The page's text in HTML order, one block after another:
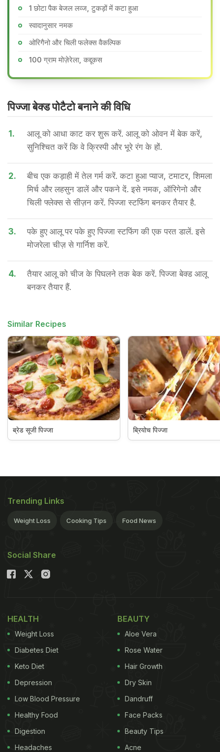
1 छोटा पैक बेजल लव्ज, टुकड़ों में कटा हुआ
स्वादानुसार नमक
ओरिगैनो और चिली फलेक्स वैकल्पिक
100 ग्राम मोज़ेरेला, कद्दूकस
पिज्जा बेक्ड पोटैटो बनाने की वि​धि
1.
आलू को आधा काट कर शुरू करें. आलू को ओवन में बेक करें,
सुनिश्चित करें कि वे क्रिस्पी और भूरे रंग के हों.
2.
बीच एक कड़ाही में तेल गर्म करें. कटा हुआ प्याज, टमाटर, शिमला
मिर्च और लहसुन डालें और पकने दें. इसे नमक, ऑरिगेनो और
चिली फ्लेक्स से सीज़न करें. पिज्जा स्टफिंग बनकर तैयार है.
3.
पके हुए आलू पर पके हुए पिज्जा स्टफिंग की एक परत डालें. इसे
मोजरेला चीज़ से गार्निश करें.
4.
तैयार आलू को चीज के पिघलने तक बेक करें. पिज्जा बेक्ड आलू
बनकर तैयार हैं.
Similar Recipes
ब्रेड सूजी पिज्जा ब्रियोच पिज्जा
Trending Links
Weight Loss Cooking Tips Food News
Social Share
HEALTH
Weight Loss
Diabetes Diet
Keto Diet
Depression
Low Blood Pressure
Healthy Food
Digestion
Headaches
BEAUTY
Aloe Vera
Rose Water
Hair Growth
Dry Skin
Dandruff
Face Packs
Beauty Tips
Acne